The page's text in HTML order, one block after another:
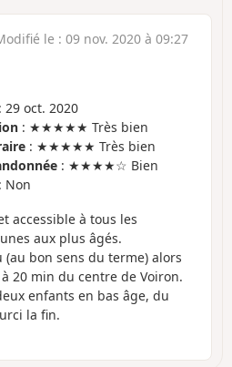
le : 09 nov. 2020 à 09:27
: 29 oct. 2020
: ★★★★★ Très bien
: ★★★★★ Très bien
: ★★★★☆ Bien
: Non
accessible à tous les
aux plus âgés.
bon sens du terme) alors
20 min du centre de Voiron.
enfants en bas âge, du
la fin.